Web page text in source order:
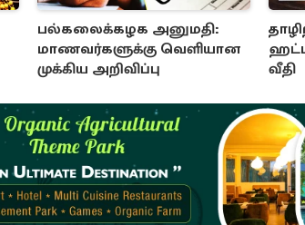
பல்கலைக்கழக அனுமதி:
மாணவர்களுக்கு வெளியான
முக்கிய அறிவிப்பு
வீதி